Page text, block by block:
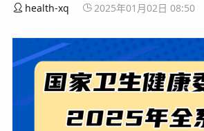
health-xq 2025年01月02日 08:50